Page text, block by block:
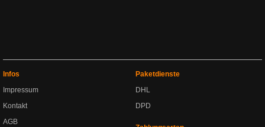
Infos
Impressum
Kontakt
AGB
Paketdienste
DHL
DPD